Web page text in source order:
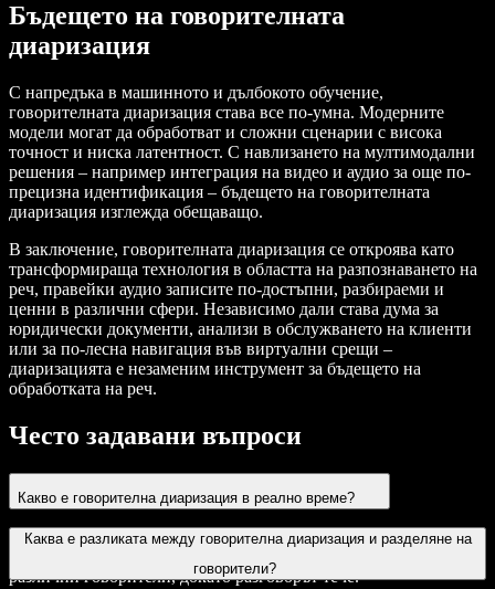
Бъдещето на говорителната
диаризация
С напредъка в машинното и дълбокото обучение,
говорителната диаризация става все по-умна. Модерните
модели могат да обработват и сложни сценарии с висока
точност и ниска латентност. С навлизането на мултимодални
решения – например интеграция на видео и аудио за още по-
прецизна идентификация – бъдещето на говорителната
диаризация изглежда обещаващо.
В заключение, говорителната диаризация се откроява като
трансформираща технология в областта на разпознаването на
реч, правейки аудио записите по-достъпни, разбираеми и
ценни в различни сфери. Независимо дали става дума за
юридически документи, анализи в обслужването на клиенти
или за по-лесна навигация във виртуални срещи –
диаризацията е незаменим инструмент за бъдещето на
обработката на реч.
Често задавани въпроси
Какво е говорителна диаризация в реално време?
Говорителната диаризация в реално време обработва аудиото
различни говорители, докато разговорът тече.
Каква е разликата между говорителна диаризация и разделяне на
говорители?